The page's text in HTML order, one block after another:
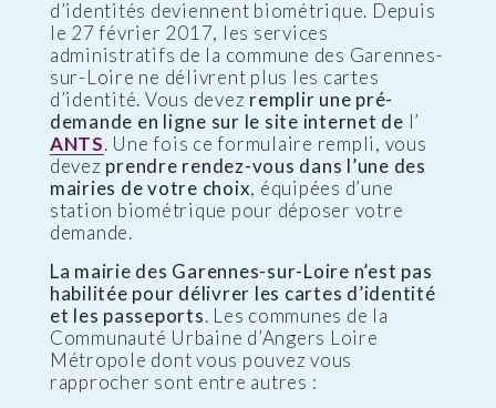
d’identités deviennent biométrique. Depuis
le 27 février 2017, les services
administratifs de la commune des Garennes-
sur-Loire ne délivrent plus les cartes
d’identité. Vous devez remplir une pré-
demande en ligne sur le site internet de l’
ANTS. Une fois ce formulaire rempli, vous
devez prendre rendez-vous dans l’une des
mairies de votre choix, équipées d’une
station biométrique pour déposer votre
demande.
La mairie des Garennes-sur-Loire n’est pas
habilitée pour délivrer les cartes d’identité
et les passeports. Les communes de la
Communauté Urbaine d’Angers Loire
Métropole dont vous pouvez vous
rapprocher sont entre autres :